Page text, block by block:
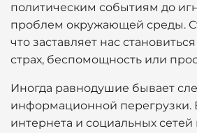
политическим событиям до
проблем окружающей среды.
что заставляет нас
страх, беспомощность или
Иногда равнодушие бывает
информационной перегрузки.
интернета и социальных